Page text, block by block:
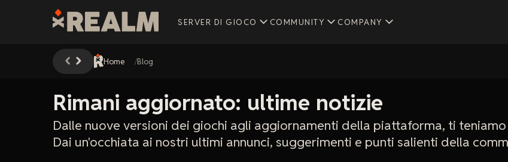
SERVER DI GIOCO COMMUNITY COMPANY
Home Blog
Rimani aggiornato: ultime notizie
Dalle nuove versioni dei giochi agli aggiornamenti della piattaforma, ti
Dai un'occhiata ai nostri ultimi annunci, suggerimenti e punti salienti della